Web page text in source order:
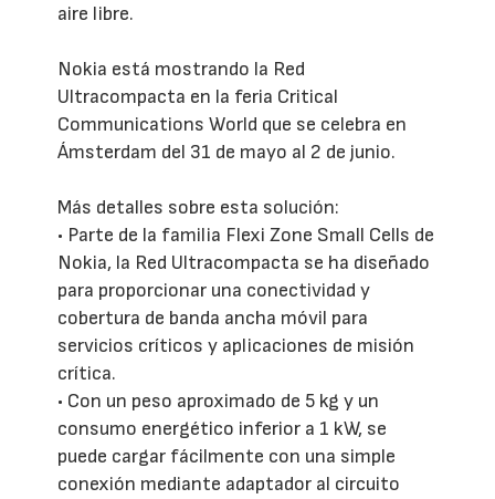
aire libre.
Nokia está mostrando la Red
Ultracompacta en la feria Critical
Communications World que se celebra en
Ámsterdam del 31 de mayo al 2 de junio.
Más detalles sobre esta solución:
• Parte de la familia Flexi Zone Small Cells de
Nokia, la Red Ultracompacta se ha diseñado
para proporcionar una conectividad y
cobertura de banda ancha móvil para
servicios críticos y aplicaciones de misión
crítica.
• Con un peso aproximado de 5 kg y un
consumo energético inferior a 1 kW, se
puede cargar fácilmente con una simple
conexión mediante adaptador al circuito